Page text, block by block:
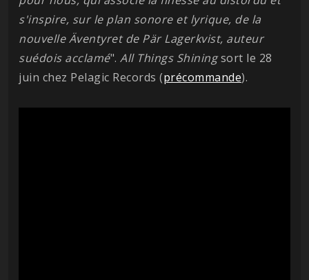
s'inspire, sur le plan sonore et lyrique, de la
nouvelle Äventyret de Pär Lagerkvist, auteur
suédois acclamé". All Things Shiningsort le 28
juin chez Pelagic Records (précommande).